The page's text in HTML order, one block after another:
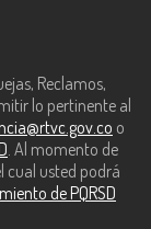
Reclamos,
lo pertinente al
o
. Al momento de
cual usted podrá
de PQRSD